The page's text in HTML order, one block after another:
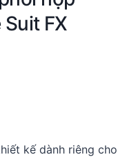
FX
₫.
kế dành riêng cho